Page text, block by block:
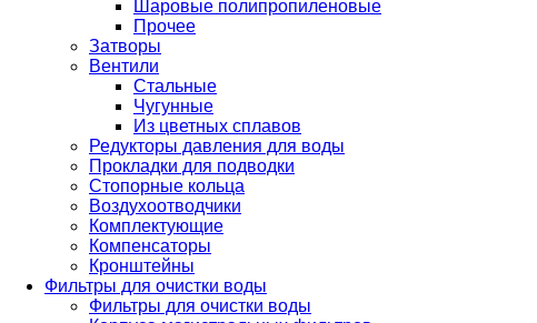
Шаровые полипропиленовые
Прочее
Затворы
Вентили
Стальные
Чугунные
Из цветных сплавов
Редукторы давления для воды
Прокладки для подводки
Стопорные кольца
Воздухоотводчики
Комплектующие
Компенсаторы
Кронштейны
Фильтры для очистки воды
Фильтры для очистки воды